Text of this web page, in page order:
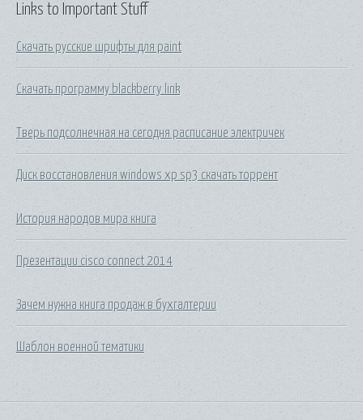
Links to Important Stuff
Скачать русские шрифты для paint
Скачать программу blackberry link
Тверь подсолнечная на сегодня расписание электричек
Диск восстановления windows xp sp3 скачать торрент
История народов мира книга
Презентации cisco connect 2014
Зачем нужна книга продаж в бухгалтерии
Шаблон военной тематики